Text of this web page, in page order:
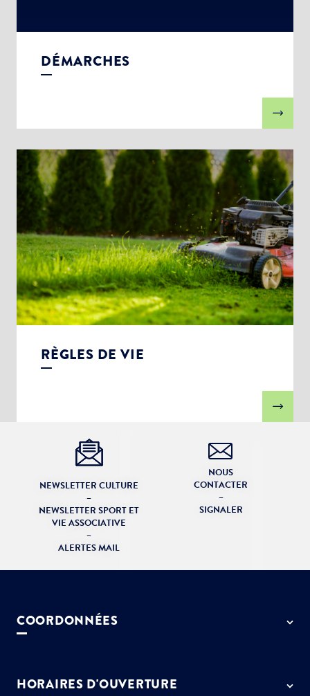
DÉMARCHES
RÈGLES DE VIE
NEWSLETTER CULTURE
–
NEWSLETTER SPORT ET
VIE ASSOCIATIVE
–
ALERTES MAIL
NOUS
CONTACTER
–
SIGNALER
COORDONNÉES
01 64 13 55 55
HORAIRES D'OUVERTURE